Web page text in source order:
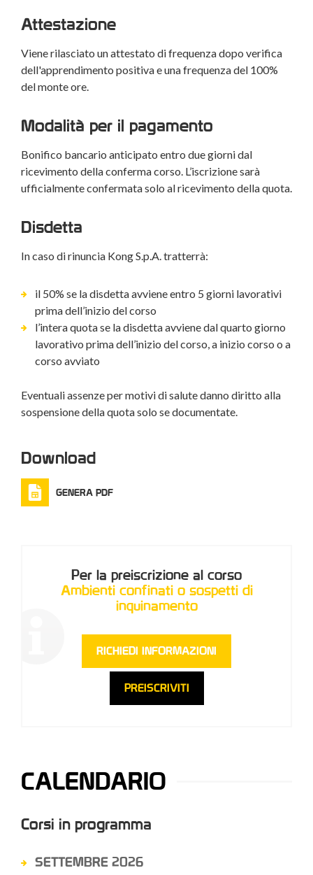
Attestazione
Viene rilasciato un attestato di frequenza dopo verifica
dell'apprendimento positiva e una frequenza del 100%
del monte ore.
Modalità per il pagamento
Bonifico bancario anticipato entro due giorni dal
ricevimento della conferma corso. L’iscrizione sarà
ufficialmente confermata solo al ricevimento della quota.
Disdetta
In caso di rinuncia Kong S.p.A. tratterrà:
il 50% se la disdetta avviene entro 5 giorni lavorativi
prima dell’inizio del corso
l’intera quota se la disdetta avviene dal quarto giorno
lavorativo prima dell’inizio del corso, a inizio corso o a
corso avviato
Eventuali assenze per motivi di salute danno diritto alla
sospensione della quota solo se documentate.
Download
GENERA PDF
Per la preiscrizione al corso
Ambienti confinati o sospetti di
inquinamento
RICHIEDI INFORMAZIONI
PREISCRIVITI
CALENDARIO
Corsi in programma
SETTEMBRE 2026